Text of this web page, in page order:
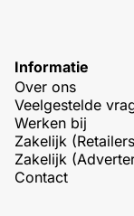
Informatie
Over ons
Veelgestelde
Werken bij
Zakelijk
Zakelijk
Contact